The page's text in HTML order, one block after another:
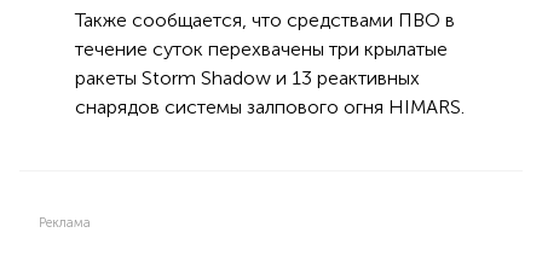
Также сообщается, что средствами ПВО в
течение суток перехвачены три крылатые
ракеты Storm Shadow и 13 реактивных
снарядов системы залпового огня HIMARS.
Реклама